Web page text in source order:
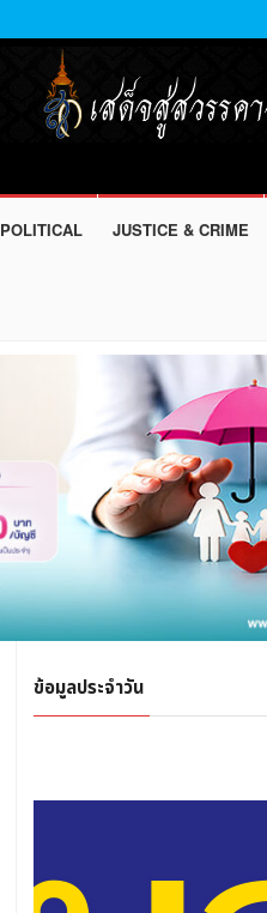
POLITICAL JUSTICE & CRIME
ข้อมูลประจำวัน